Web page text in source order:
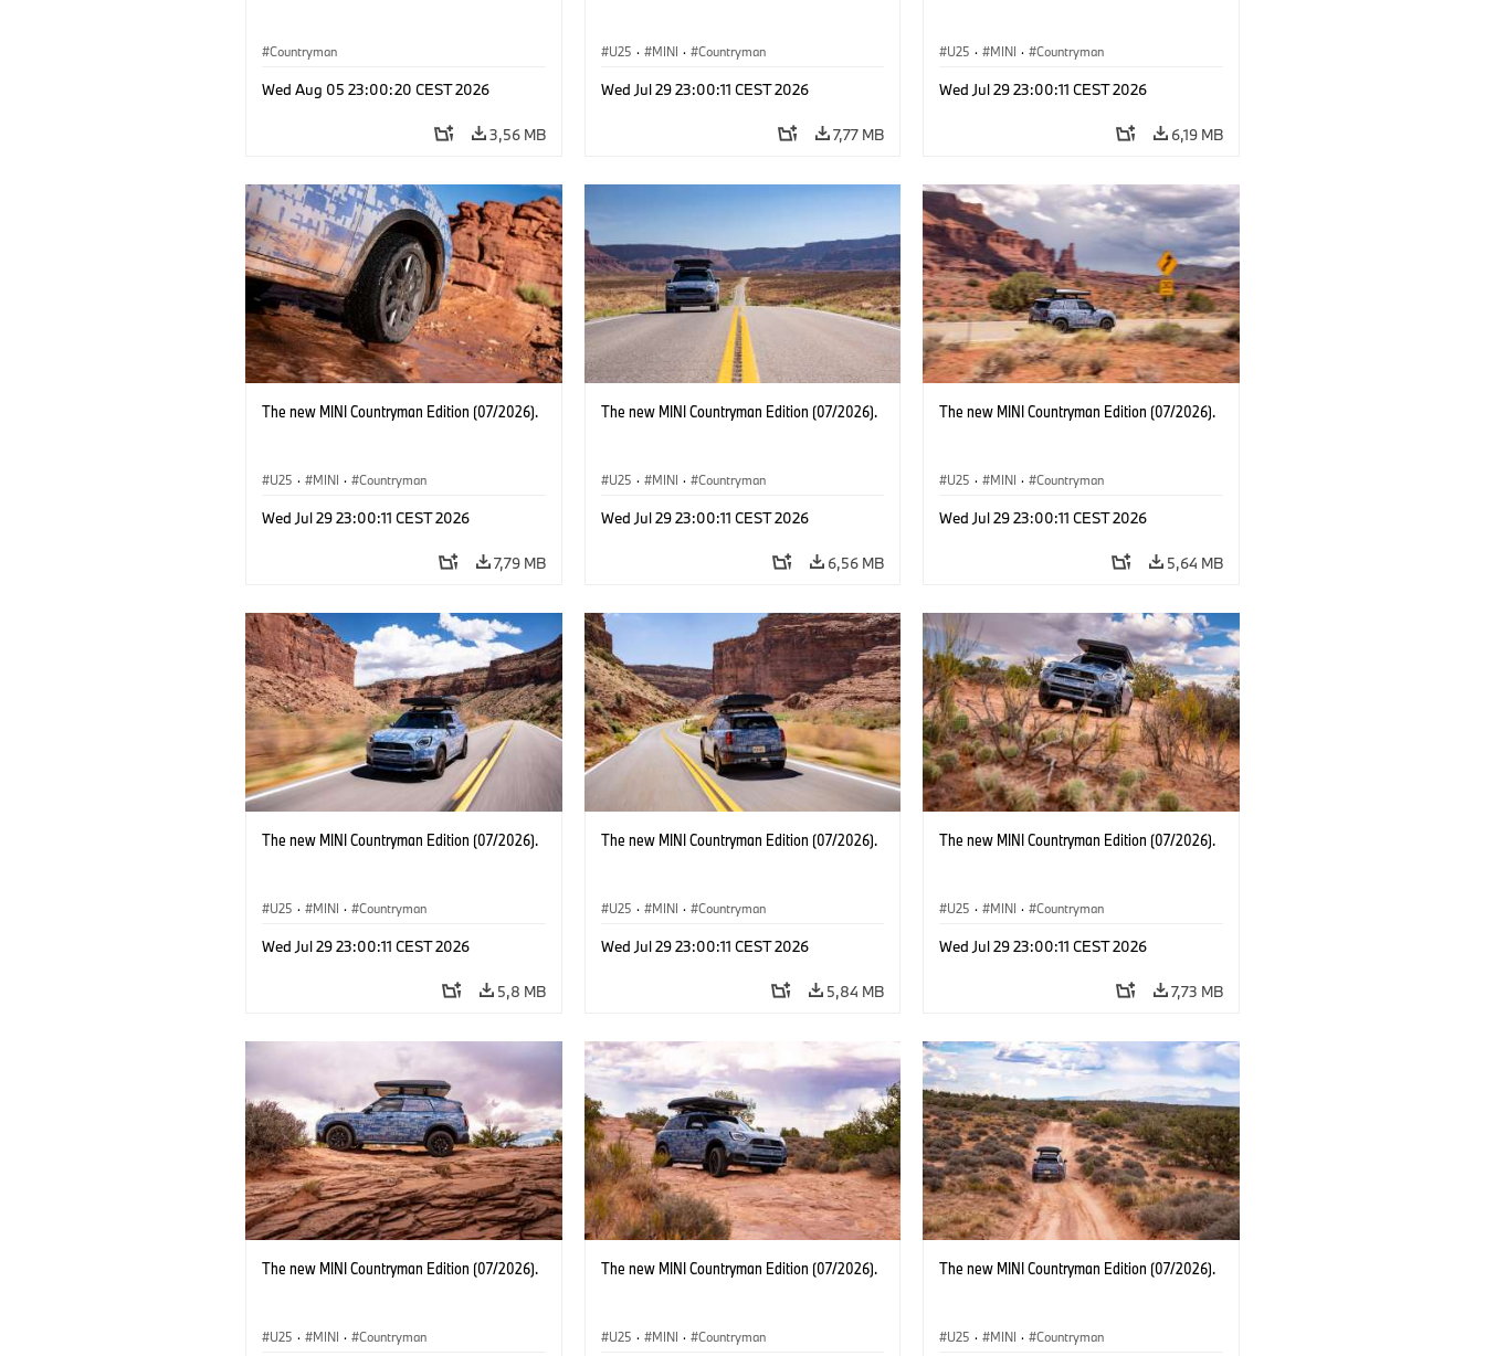
Countryman
Wed Aug 05 23:00:20 CEST 2026
3,56 MB
U25 · MINI · Countryman
Wed Jul 29 23:00:11 CEST 2026
7,77 MB
U25 · MINI · Countryman
Wed Jul 29 23:00:11 CEST 2026
6,19 MB
The new MINI Countryman Edition (07/2026).
U25 · MINI · Countryman
Wed Jul 29 23:00:11 CEST 2026
7,79 MB
The new MINI Countryman Edition (07/2026).
U25 · MINI · Countryman
Wed Jul 29 23:00:11 CEST 2026
6,56 MB
The new MINI Countryman Edition (07/2026).
U25 · MINI · Countryman
Wed Jul 29 23:00:11 CEST 2026
5,64 MB
The new MINI Countryman Edition (07/2026).
U25 · MINI · Countryman
Wed Jul 29 23:00:11 CEST 2026
5,8 MB
The new MINI Countryman Edition (07/2026).
U25 · MINI · Countryman
Wed Jul 29 23:00:11 CEST 2026
5,84 MB
The new MINI Countryman Edition (07/2026).
U25 · MINI · Countryman
Wed Jul 29 23:00:11 CEST 2026
7,73 MB
The new MINI Countryman Edition (07/2026).
U25 · MINI · Countryman
The new MINI Countryman Edition (07/2026).
U25 · MINI · Countryman
The new MINI Countryman Edition (07/2026).
U25 · MINI · Countryman